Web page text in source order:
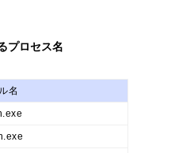
プロセス名
名